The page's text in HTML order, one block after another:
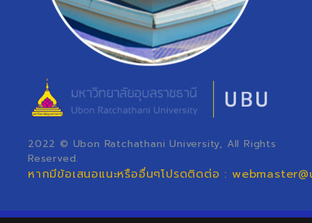
2022 © Ubon Ratchathani University, All Rights
Reserved.
หากมีข้อเสนอแนะหรืออื่นๆโปรดติดต่อ :